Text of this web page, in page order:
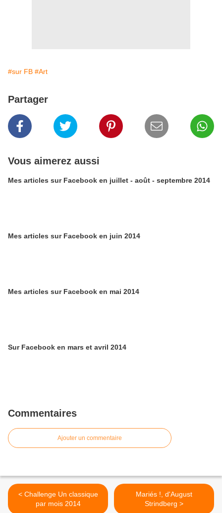
#sur FB #Art
Partager
Vous aimerez aussi
Mes articles sur Facebook en juillet - août - septembre 2014
Mes articles sur Facebook en juin 2014
Mes articles sur Facebook en mai 2014
Sur Facebook en mars et avril 2014
Commentaires
Ajouter un commentaire
< Challenge Un classique
par mois 2014
Mariés !, d'August
Strindberg >